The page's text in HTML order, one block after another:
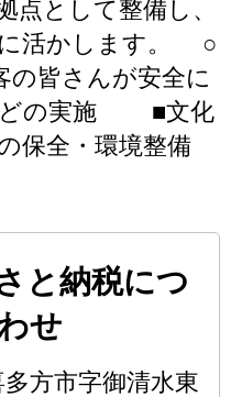
点として整備し、
に活かします。 ○
皆さんが安全に
どの実施 ■文化
保全・環境整備
と納税につ
せ
方市字御清水東